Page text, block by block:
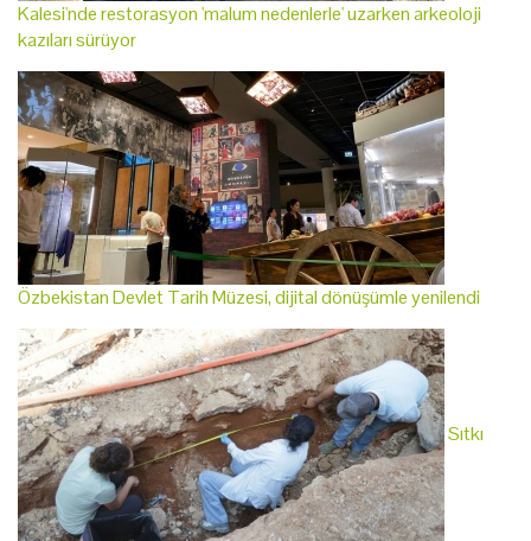
Kalesi'nde restorasyon 'malum nedenlerle' uzarken arkeoloji
kazıları sürüyor
Özbekistan Devlet Tarih Müzesi, dijital dönüşümle yenilendi
Sıtkı